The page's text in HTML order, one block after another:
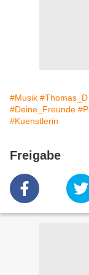
#Musik #Thomas_D
#Deine_Freunde
#Kuenstlerin
Freigabe